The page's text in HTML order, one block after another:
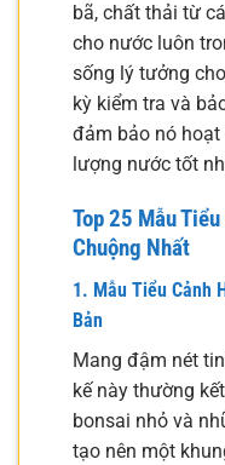
bã, chất thải từ
cho nước luôn
sống lý tưởng
kỳ kiểm tra và
đảm bảo nó
lượng nước tốt
Top 25 Mẫu
Chuộng Nhất
1. Mẫu Tiểu Cảnh
Bản
Mang đậm nét
kế này thường
bonsai nhỏ và
tạo nên một